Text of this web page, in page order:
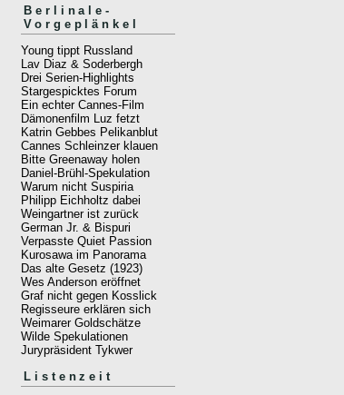
Berlinale-
Vorgeplänkel
Young tippt Russland
Lav Diaz & Soderbergh
Drei Serien-Highlights
Stargespicktes Forum
Ein echter Cannes-Film
Dämonenfilm Luz fetzt
Katrin Gebbes Pelikanblut
Cannes Schleinzer klauen
Bitte Greenaway holen
Daniel-Brühl-Spekulation
Warum nicht Suspiria
Philipp Eichholtz dabei
Weingartner ist zurück
German Jr. & Bispuri
Verpasste Quiet Passion
Kurosawa im Panorama
Das alte Gesetz (1923)
Wes Anderson eröffnet
Graf nicht gegen Kosslick
Regisseure erklären sich
Weimarer Goldschätze
Wilde Spekulationen
Jurypräsident Tykwer
Listenzeit